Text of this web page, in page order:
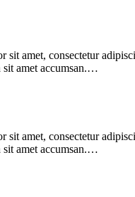
sit amet, consectetur
sit amet accumsan.…
sit amet, consectetur
sit amet accumsan.…